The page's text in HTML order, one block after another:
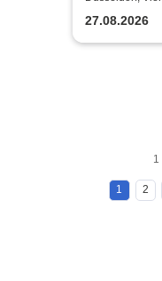
27.08.2026
1 2